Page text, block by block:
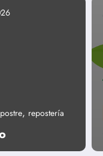
postre, repostería